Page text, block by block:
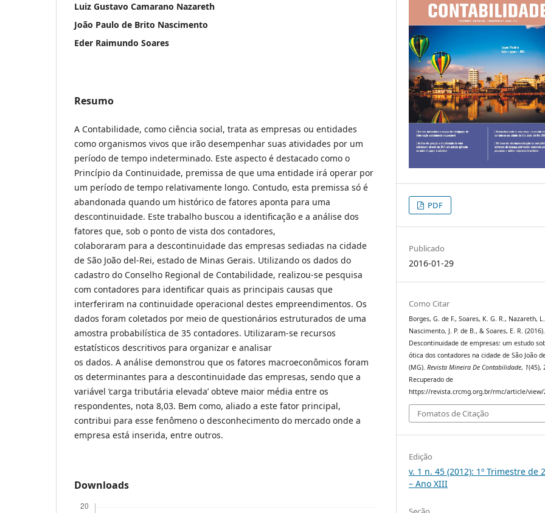
Luiz Gustavo Camarano Nazareth
João Paulo de Brito Nascimento
Eder Raimundo Soares
Resumo
A Contabilidade, como ciência social, trata as empresas ou entidades
como organismos vivos que irão desempenhar suas atividades por um
período de tempo indeterminado. Este aspecto é destacado como o
Princípio da Continuidade, premissa de que uma entidade irá operar por
um período de tempo relativamente longo. Contudo, esta premissa só é
abandonada quando um histórico de fatores aponta para uma
descontinuidade. Este trabalho buscou a identificação e a análise dos
fatores que, sob o ponto de vista dos contadores,
colaboraram para a descontinuidade das empresas sediadas na cidade
de São João del-Rei, estado de Minas Gerais. Utilizando os dados do
cadastro do Conselho Regional de Contabilidade, realizou-se pesquisa
com contadores para identificar quais as principais causas que
interferiram na continuidade operacional destes empreendimentos. Os
dados foram coletados por meio de questionários estruturados de uma
amostra probabilística de 35 contadores. Utilizaram-se recursos
estatísticos descritivos para organizar e analisar
os dados. A análise demonstrou que os fatores macroeconômicos foram
os determinantes para a descontinuidade das empresas, sendo que a
variável ‘carga tributária elevada’ obteve maior média entre os
respondentes, nota 8,03. Bem como, aliado a este fator principal,
contribui para esse fenômeno o desconhecimento do mercado onde a
empresa está inserida, entre outros.
Downloads
PDF
Publicado
2016-01-29
Como Citar
Borges, G. de F., Soares, K. G. R., Nazareth,
Nascimento, J. P. de B., & Soares, E. R. (2016).
Descontinuidade de empresas: um estudo
ótica dos contadores na cidade de São João
(MG).Revista Mineira De Contabilidade, 1(45),
Recuperado de
https://revista.crcmg.org.br/rmc/article/view/
Fomatos de Citação
Edição
v. 1 n. 45 (2012): 1º Trimestre de
– Ano XIII